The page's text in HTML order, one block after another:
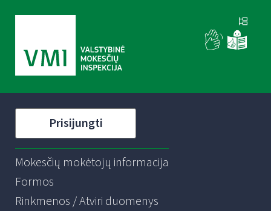
Prisijungti
Mokesčių mokėtojų informacija
Formos
Rinkmenos / Atviri duomenys